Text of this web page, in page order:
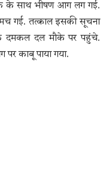
के साथ भीषण आग लग गई.
मच गई. तत्काल इसकी सूचना
दमकल दल मौके पर पहुंचे.
काबू पाया गया.